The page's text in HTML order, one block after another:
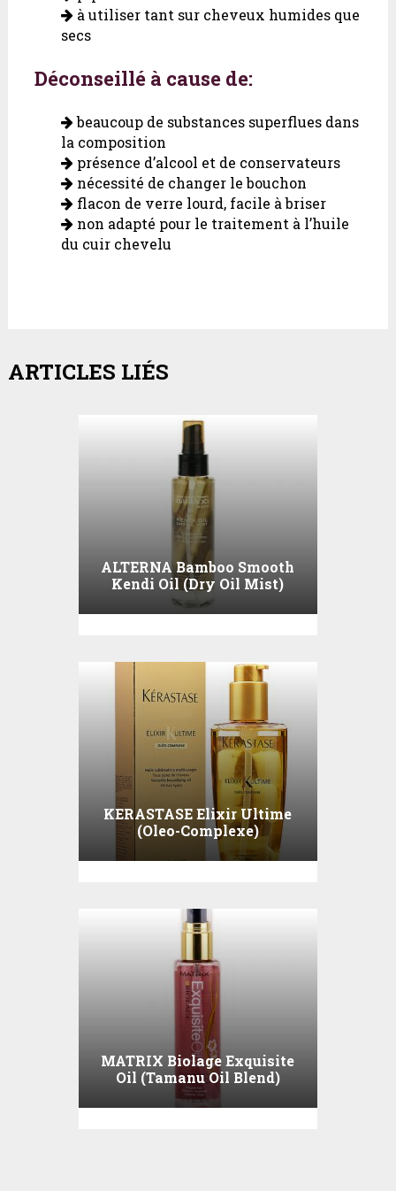
à utiliser tant sur cheveux humides que
secs
Déconseillé à cause de:
beaucoup de substances superflues dans
la composition
présence d’alcool et de conservateurs
nécessité de changer le bouchon
flacon de verre lourd, facile à briser
non adapté pour le traitement à l’huile
du cuir chevelu
ARTICLES LIÉS
ALTERNA Bamboo Smooth
Kendi Oil (Dry Oil Mist)
KERASTASE Elixir Ultime
(Oleo-Complexe)
MATRIX Biolage Exquisite
Oil (Tamanu Oil Blend)